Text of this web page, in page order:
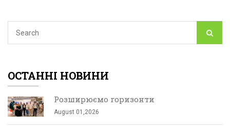
ОСТАННІ НОВИНИ
Розширюємо горизонти
August 01,2026